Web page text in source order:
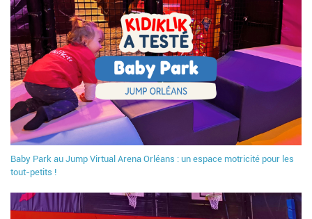
Baby Park au Jump Virtual Arena Orléans : un espace motricité pour les
tout-petits !